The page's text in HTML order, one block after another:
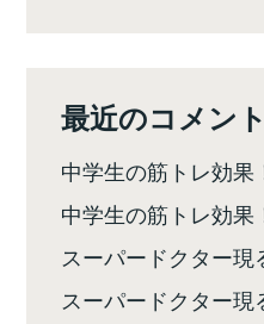
最近のコメント
中学生の筋トレ効果
中学生の筋トレ効果
スーパードクター現
スーパードクター現